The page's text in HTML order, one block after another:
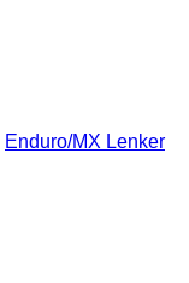
Enduro/MX Lenker